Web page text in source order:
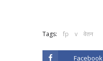
Tags: fp v वेतन
Facebook